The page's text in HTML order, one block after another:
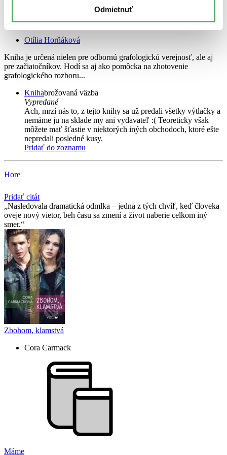
Odmietnuť
Malý lexikón grafológie
Otília Horňáková
Kniha je určená nielen pre odbornú grafologickú verejnosť, ale aj
pre začiatočníkov. Hodí sa aj ako pomôcka na zhotovenie
grafologického rozboru...
Knihabrožovaná väzba
Vypredané
Ach, mrzí nás to, z tejto knihy sa už predali všetky výtlačky a
nemáme ju na sklade my ani vydavateľ :( Teoreticky však
môžete mať šťastie v niektorých iných obchodoch, ktoré ešte
nepredali posledné kusy.
Pridať do zoznamu
Hore
Pridať citát
Nasledovala dramatická odmlka – jedna z tých chvíľ, keď človeka
oveje nový vietor, beh času sa zmení a život naberie celkom iný
smer.
Zbohom, klamstvá
Cora Carmack
Máme